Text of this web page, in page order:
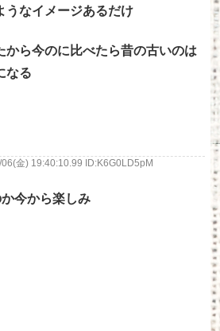
うなイメージあるだけ
から今のに比べたら昔の古いのは
なる
金) 19:40:10.99 ID:K6G0LD5pM
今から楽しみ